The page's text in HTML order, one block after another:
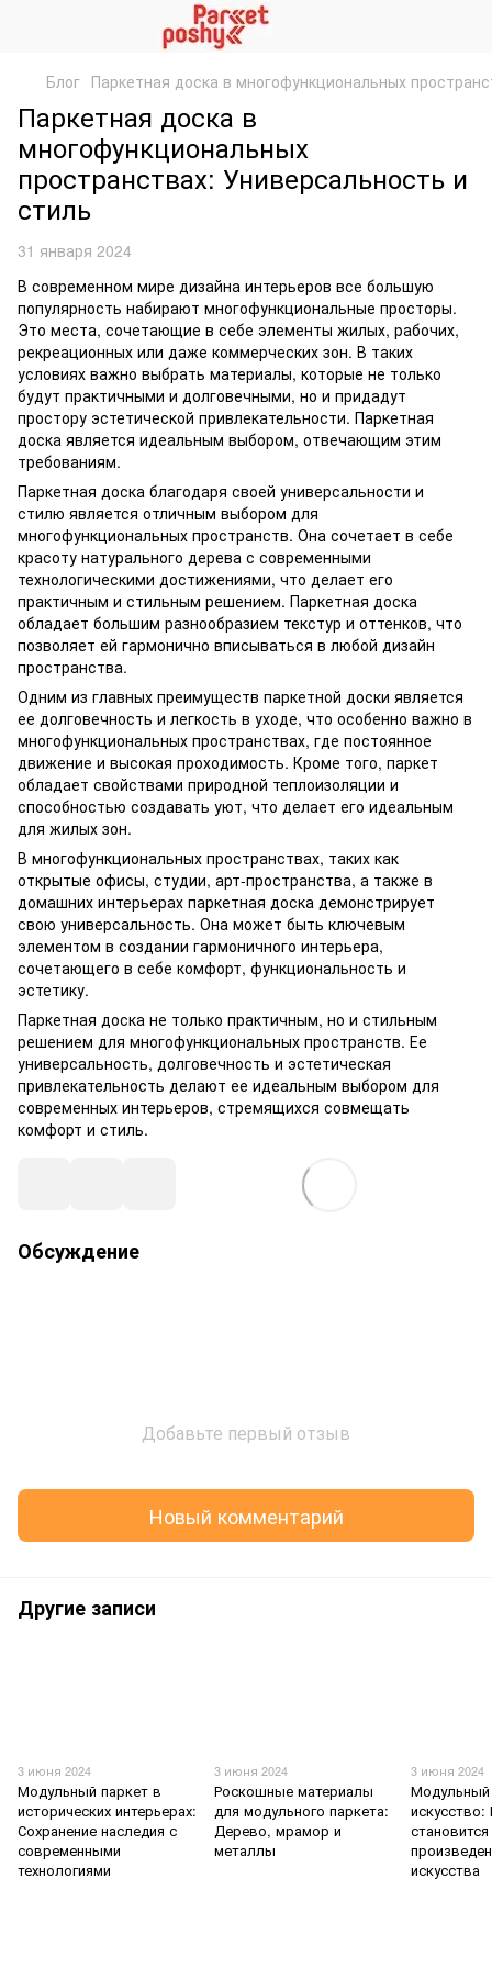
Блог Паркетная доска в многофункциональных
Паркетная доска в
многофункциональных
пространствах: Универсальность и
стиль
31 января 2024
В современном мире дизайна интерьеров все большую
популярность набирают многофункциональные просторы.
Это места, сочетающие в себе элементы жилых, рабочих,
рекреационных или даже коммерческих зон. В таких
условиях важно выбрать материалы, которые не только
будут практичными и долговечными, но и придадут
простору эстетической привлекательности. Паркетная
доска является идеальным выбором, отвечающим этим
требованиям.
Паркетная доска благодаря своей универсальности и
стилю является отличным выбором для
многофункциональных пространств. Она сочетает в себе
красоту натурального дерева с современными
технологическими достижениями, что делает его
практичным и стильным решением. Паркетная доска
обладает большим разнообразием текстур и оттенков, что
позволяет ей гармонично вписываться в любой дизайн
пространства.
Одним из главных преимуществ паркетной доски является
ее долговечность и легкость в уходе, что особенно важно в
многофункциональных пространствах, где постоянное
движение и высокая проходимость. Кроме того, паркет
обладает свойствами природной теплоизоляции и
способностью создавать уют, что делает его идеальным
для жилых зон.
В многофункциональных пространствах, таких как
открытые офисы, студии, арт-пространства, а также в
домашних интерьерах паркетная доска демонстрирует
свою универсальность. Она может быть ключевым
элементом в создании гармоничного интерьера,
сочетающего в себе комфорт, функциональность и
эстетику.
Паркетная доска не только практичным, но и стильным
решением для многофункциональных пространств. Ее
универсальность, долговечность и эстетическая
привлекательность делают ее идеальным выбором для
современных интерьеров, стремящихся совмещать
комфорт и стиль.
Обсуждение
Добавьте первый отзыв
Новый комментарий
Другие записи
3 июня 2024
Модульный паркет в
исторических интерьерах:
Сохранение наследия с
современными
технологиями
3 июня 2024
Роскошные материалы
для модульного паркета:
Дерево, мрамор и
металлы
3 июня 2024
Модульный
становится
искусства